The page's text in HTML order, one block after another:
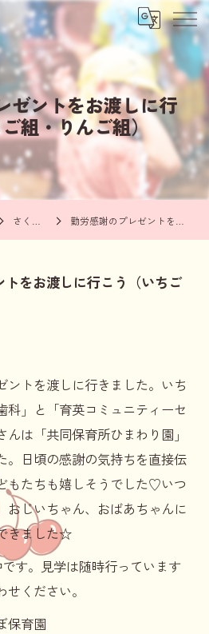
ゼントをお渡しに行
組・りんご組）
さくらんぼブログ 勤労感謝のプレゼントをお渡しに行こう（いちご組・りんご組）
をお渡しに行こう（いちご
ントを渡しに行きました。いち
科」と「育英コミュニティーセ
は「共同保育所ひまわり園」
。日頃の感謝の気持ちを直接伝
もたちも嬉しそうでした♡いつ
おじいちゃん、おばあちゃんに
きました☆
す。見学は随時行っています
ください。
保育園